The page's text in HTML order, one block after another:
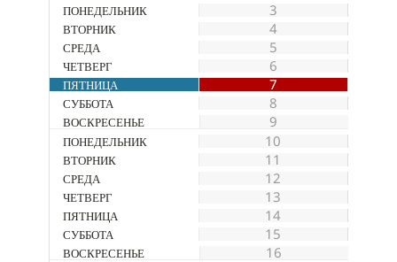
3
4
5
6
7
8
9
10
11
12
13
14
15
16